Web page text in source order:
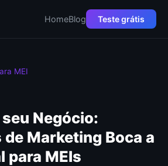
HomeBlog Teste grátis
MEI
Negócio:
Marketing Boca a
para MEIs